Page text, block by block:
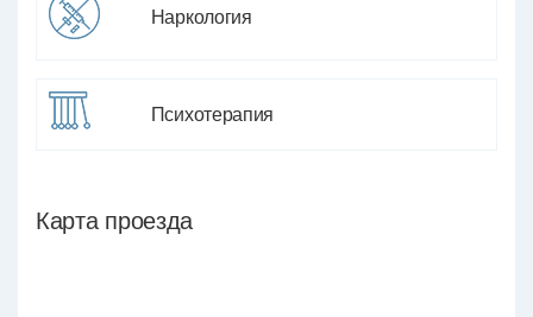
Наркология
Психотерапия
Карта проезда